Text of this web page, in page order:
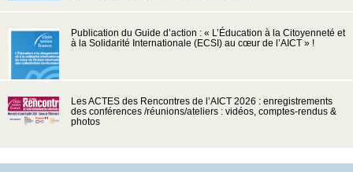
Publication du Guide d’action : « L’Éducation à la Citoyenneté et
à la Solidarité Internationale (ECSI) au cœur de l’AICT » !
Les ACTES des Rencontres de l’AICT 2026 : enregistrements
des conférences /réunions/ateliers : vidéos, comptes-rendus &
photos